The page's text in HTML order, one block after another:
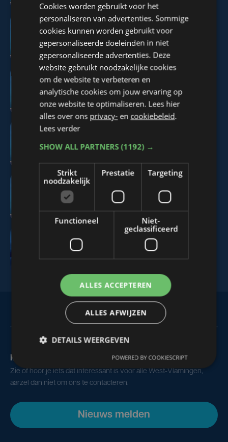
Nieuws Focus en WTV: 7
augustus
Nieuws Focus en WTV: 6
augustus
augustus
Nieuws Focus en WTV: 4
augustus
Nieuws Focus en WTV: 3
Maak zelf het nieuws
Zie of hoor je iets dat interessant is voor alle West-Vlamingen,
aarzel dan niet om ons te contacteren.
Nieuws melden
Cookies worden gebruikt voor het
personaliseren van advertenties. Sommige
cookies kunnen worden gebruikt voor
gepersonaliseerde doeleinden in niet
gepersonaliseerde advertenties. Deze
website gebruikt noodzakelijke cookies
om de website te verbeteren en
analytische cookies om jouw ervaring op
onze website te optimaliseren. Lees hier
alles over ons privacy- en cookiebeleid.
Lees verder
SHOW ALL PARTNERS(1192) →
Strikt
noodzakelijk
Prestatie Targeting
Functioneel
Niet-
geclassificeerd
ALLES ACCEPTEREN
ALLES AFWIJZEN
DETAILS WEERGEVEN
POWERED BY COOKIESCRIPT